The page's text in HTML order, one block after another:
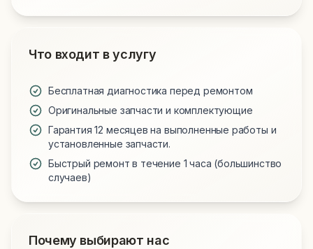
Что входит в услугу
Бесплатная диагностика перед ремонтом
Оригинальные запчасти и комплектующие
Гарантия 12 месяцев на выполненные работы и
установленные запчасти.
Быстрый ремонт в течение 1 часа (большинство
случаев)
Почему выбирают нас